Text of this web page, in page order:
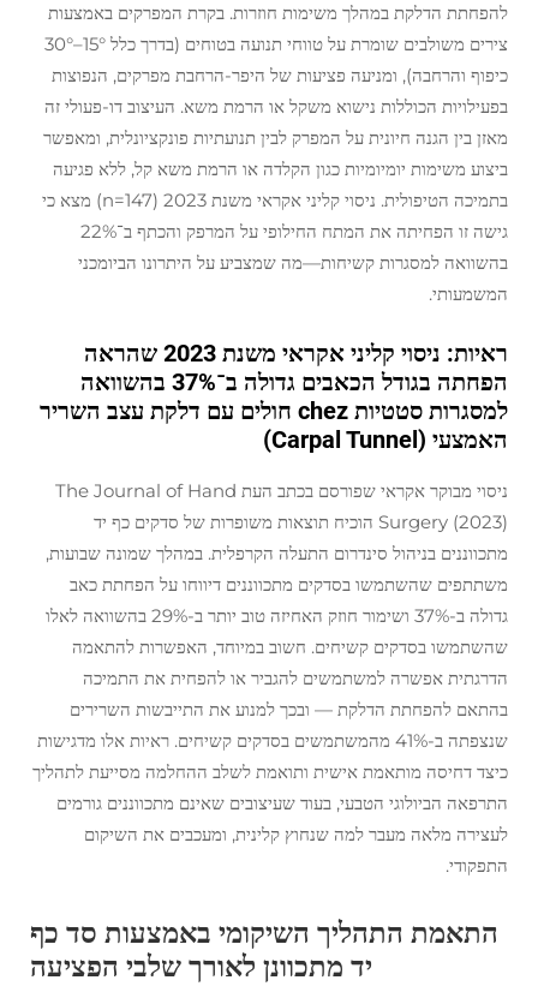
להפחתת הדלקת במהלך משימות חוזרות. בקרת המפרקים באמצעות
צירים משולבים שומרת על טווחי תנועה בטוחים (בדרך כלל 15°–30°
כיפוף והרחבה), ומניעה פציעות של היפר-הרחבת מפרקים, הנפוצות
בפעילויות הכוללות נישוא משקל או הרמת משא. העיצוב דו-פעולי זה
מאזן בין הגנה חיונית על המפרק לבין תנועתיות פונקציונלית, ומאפשר
ביצוע משימות יומיומיות כגון הקלדה או הרמת משא קל, ללא פגיעה
בתמיכה הטיפולית. ניסוי קליני אקראי משנת 2023 (n=147) מצא כי
גישה זו הפחיתה את המתח החילופי על המרפק והכתף ב־22%
בהשוואה למסגרות קשיחות—מה שמצביע על היתרונו הביומכני
המשמעותי.
ראיות: ניסוי קליני אקראי משנת 2023 שהראה
הפחתה בגודל הכאבים גדולה ב־37% בהשוואה
למסגרות סטטיות chez חולים עם דלקת עצב השריר
האמצעי (Carpal Tunnel)
ניסוי מבוקר אקראי שפורסם בכתב העת The Journal of Hand
Surgery (2023) הוכיח תוצאות משופרות של סדקים כף יד
מתכווננים בניהול סינדרום התעלה הקרפלית. במהלך שמונה שבועות,
משתתפים שהשתמשו בסדקים מתכווננים דיווחו על הפחתת כאב
גדולה ב-37% ושימור חוזק האחיזה טוב יותר ב-29% בהשוואה לאלו
שהשתמשו בסדקים קשיחים. חשוב במיוחד, האפשרות להתאמה
הדרגתית אפשרה למשתמשים להגביר או להפחית את התמיכה
בהתאם להפחתת הדלקת — ובכך למנוע את התייבשות השרירים
שנצפתה ב-41% מהמשתמשים בסדקים קשיחים. ראיות אלו מדגישות
כיצד דחיסה מותאמת אישית ותואמת לשלב ההחלמה מסייעת לתהליך
התרפאה הביולוגי הטבעי, בעוד שעיצובים שאינם מתכווננים גורמים
לעצירה מלאה מעבר למה שנחוץ קלינית, ומעכבים את השיקום
התפקודי.
התאמת התהליך השיקומי באמצעות סד כף
יד מתכוונן לאורך שלבי הפציעה